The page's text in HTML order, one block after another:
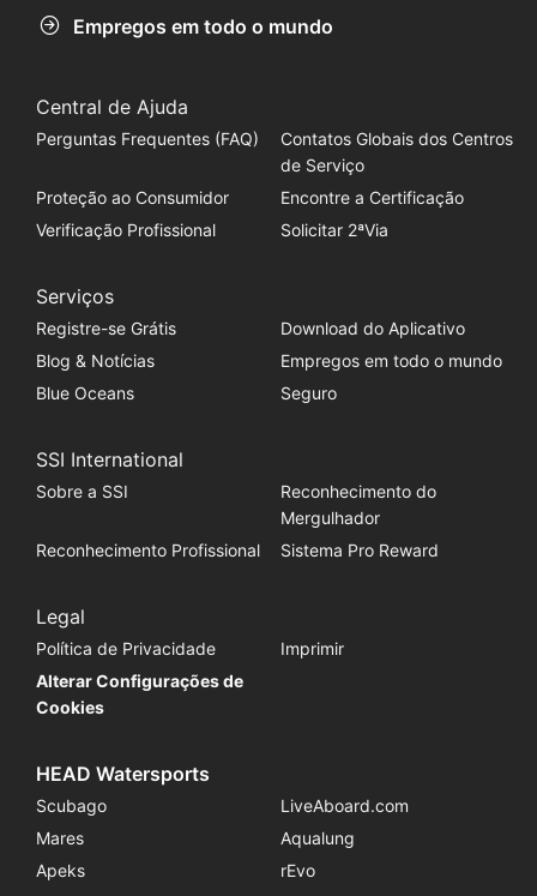
Empregos em todo o mundo
Central de Ajuda
Perguntas Frequentes (FAQ)
Contatos Globais dos Centros
de Serviço
Proteção ao Consumidor
Encontre a Certificação
Verificação Profissional
Solicitar 2ªVia
Serviços
Registre-se Grátis
Download do Aplicativo
Blog & Notícias
Empregos em todo o mundo
Blue Oceans
Seguro
SSI International
Sobre a SSI
Reconhecimento do
Mergulhador
Reconhecimento Profissional
Sistema Pro Reward
Legal
Política de Privacidade
Imprimir
Alterar Configurações de
Cookies
HEAD Watersports
Scubago
LiveAboard.com
Mares
Aqualung
Apeks
rEvo